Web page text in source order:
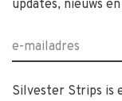
updates, nieuws
Silvester Strips is